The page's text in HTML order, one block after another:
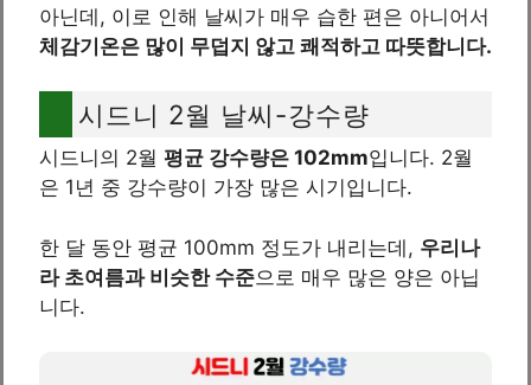
아닌데, 이로 인해 날씨가 매우 습한 편은 아니어서
체감기온은 많이 무덥지 않고 쾌적하고 따뜻합니다.
시드니 2월 날씨-강수량
시드니의 2월 평균 강수량은 102mm입니다. 2월
은 1년 중 강수량이 가장 많은 시기입니다.
한 달 동안 평균 100mm 정도가 내리는데, 우리나
라 초여름과 비슷한 수준으로 매우 많은 양은 아닙
니다.